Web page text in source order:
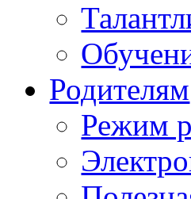
Родителям
Режим